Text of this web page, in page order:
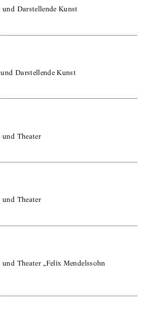
Darstellende Kunst
Darstellende Kunst
Theater
Theater
Theater „Felix Mendelssohn